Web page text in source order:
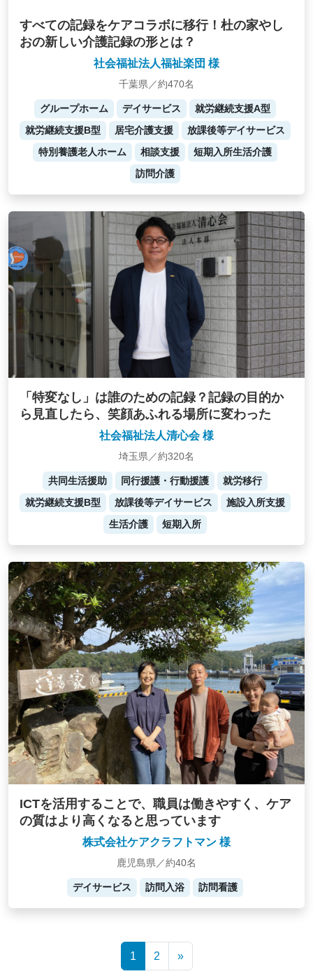
すべての記録をケアコラボに移行！杜の家やし
おの新しい介護記録の形とは？
社会福祉法人福祉楽団 様
千葉県／約470名
グループホーム デイサービス
就労継続支援A型
就労継続支援B型
居宅介護支援
放課後等デイサービス
特別養護老人ホーム
相談支援
短期入所生活介護
訪問介護
「特変なし」は誰のための記録？記録の目的か
ら見直したら、笑顔あふれる場所に変わった
社会福祉法人清心会 様
埼玉県／約320名
共同生活援助 同行援護・行動援護
就労移行
就労継続支援B型
放課後等デイサービス
施設入所支援
生活介護
短期入所
ICTを活用することで、職員は働きやすく、ケア
の質はより高くなると思っています
株式会社ケアクラフトマン 様
鹿児島県／約40名
デイサービス 訪問入浴 訪問看護
1 2 »